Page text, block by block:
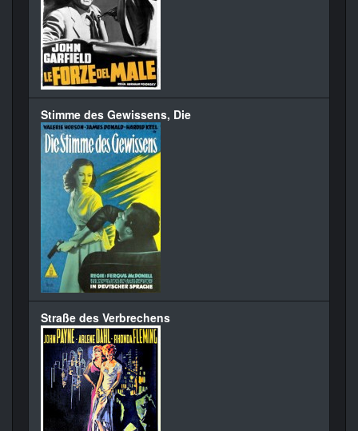
Stimme des Gewissens, Die
Straße des Verbrechens